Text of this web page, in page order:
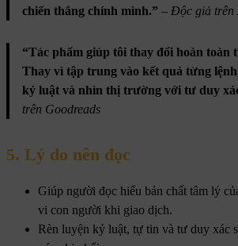
chiến thắng chính mình.” – Độc giả trên
“Tác phẩm giúp tôi thay đổi hoàn toàn
Thay vì tập trung vào kết quả từng
kỷ luật và nhìn thị trường với tư duy
trên Goodreads
5. Lý do nên đọc
Giúp người đọc hiểu bản chất tâm lý
vi con người khi giao dịch.
Rèn luyện kỷ luật, tự tin và tư duy xác